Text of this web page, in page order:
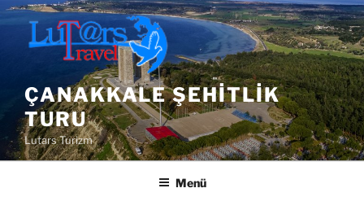
İçeriğe
geç
ÇANAKKALE ŞEHITLIK
TURU
Lutars Turizm
Menü